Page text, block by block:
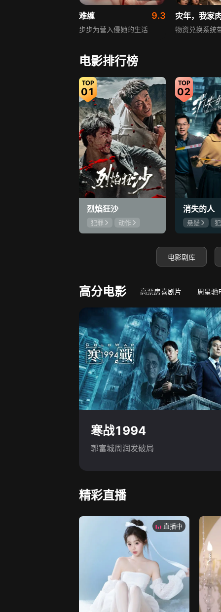
难缠 9.3
步步为营入侵她的生活
灾年，我家
物资兑换系统
共109集
极寒降临：我靠囤货躺赢 9.5
守底线，方能渡末世
若熙传
王丽坤深陷权
电影排行榜
01
烈焰狂沙
犯罪
动作
刘俊孝
康磊
02
消失的人
悬疑
郑恺
电影剧库
高分电影 高票房喜剧片 周星驰
寒战1994
郭富城周润发破局
精彩直播
直播中